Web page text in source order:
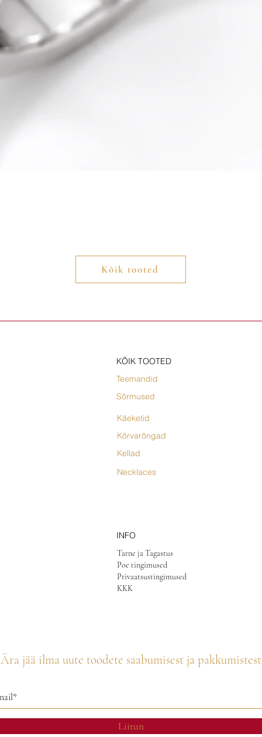
Kõik tooted
KÕIK TOOTED
Teemandid
Sõrmused
Käeketid
Kõrvarõngad
Kellad
Necklaces
INFO
Tarne ja Tagastus
Poe tingimused
Privaatsustingimused
KKK
Ära jää ilma uute toodete saabumisest ja pakkumistest
Liitun